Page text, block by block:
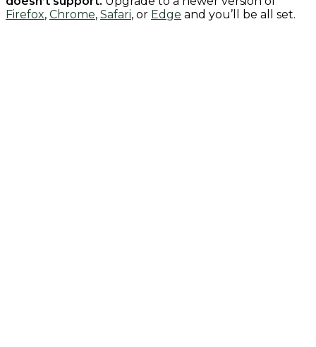
Firefox, Chrome, Safari, or Edge and you’ll be all set.